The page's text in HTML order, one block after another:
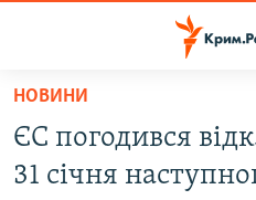
Перейти
основного
матеріалу
ВОДА.КРИМ
НОВИНИ
ЄС погодився
31 січня